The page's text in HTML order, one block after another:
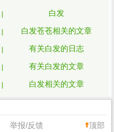
白发
白发苍苍相关的文章
有关白发的日志
有关白发的文章
白发相关的文章
关于白发的日志
顶部
举报/反馈